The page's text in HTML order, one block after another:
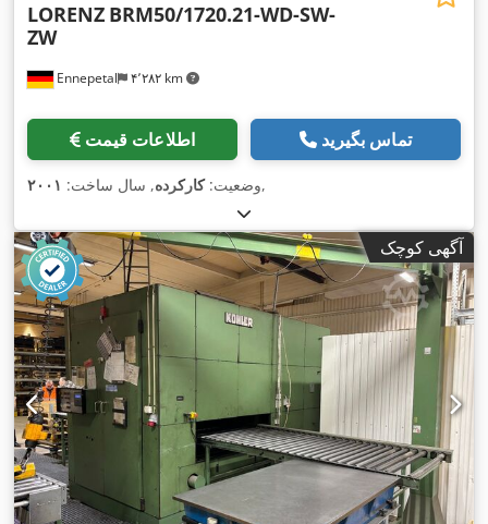
Ennepetal ۴٬۲۸۲ km
LORENZ BRM50/1720.21-WD-SW-
ZW
اطلاعات قیمت تماس بگیرید
وضعیت:کارکرده, سال ساخت: ۲۰۰۱ ,
آگهی کوچک